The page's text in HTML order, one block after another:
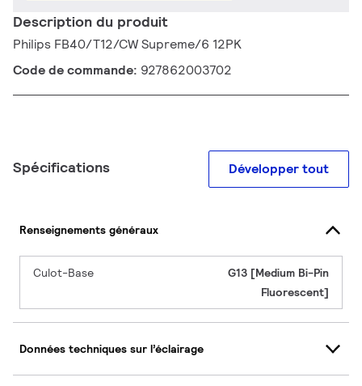
Description du produit
Philips FB40/T12/CW Supreme/6 12PK
Code de commande: 927862003702
Spécifications Développer tout
Renseignements généraux
Culot-Base
G13 [Medium Bi-Pin
Fluorescent]
Données techniques sur l’éclairage